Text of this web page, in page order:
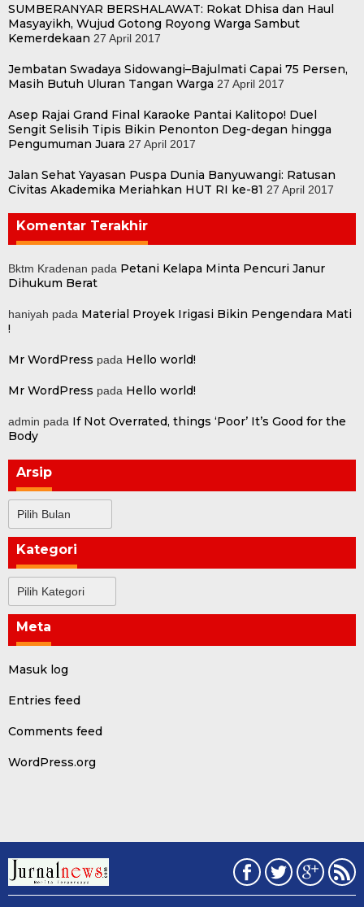
SUMBERANYAR BERSHALAWAT: Rokat Dhisa dan Haul
Masyayikh, Wujud Gotong Royong Warga Sambut
Kemerdekaan 27 April 2017
Jembatan Swadaya Sidowangi–Bajulmati Capai 75 Persen,
Masih Butuh Uluran Tangan Warga 27 April 2017
Asep Rajai Grand Final Karaoke Pantai Kalitopo! Duel
Sengit Selisih Tipis Bikin Penonton Deg-degan hingga
Pengumuman Juara 27 April 2017
Jalan Sehat Yayasan Puspa Dunia Banyuwangi: Ratusan
Civitas Akademika Meriahkan HUT RI ke-81 27 April 2017
Komentar Terakhir
Bktm Kradenan pada Petani Kelapa Minta Pencuri Janur
Dihukum Berat
haniyah pada Material Proyek Irigasi Bikin Pengendara Mati
!
Mr WordPress pada Hello world!
Mr WordPress pada Hello world!
admin pada If Not Overrated, things ‘Poor’ It’s Good for the
Body
Arsip
Kategori
Meta
Masuk log
Entries feed
Comments feed
WordPress.org